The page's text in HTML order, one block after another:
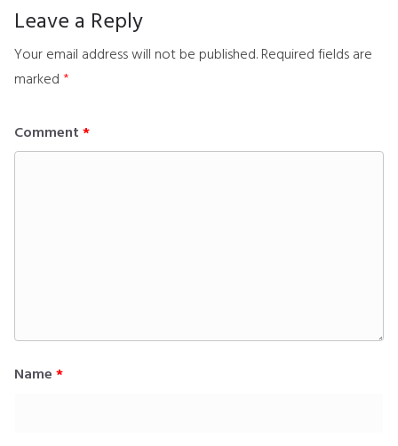
Leave a Reply
Your email address will not be published. Required fields are
marked *
Comment *
Name *